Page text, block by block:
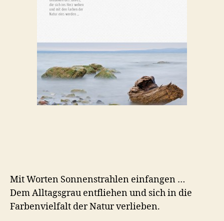
Mit Worten Sonnenstrahlen einfangen …
Dem Alltagsgrau entfliehen und sich in die
Farbenvielfalt der Natur verlieben.